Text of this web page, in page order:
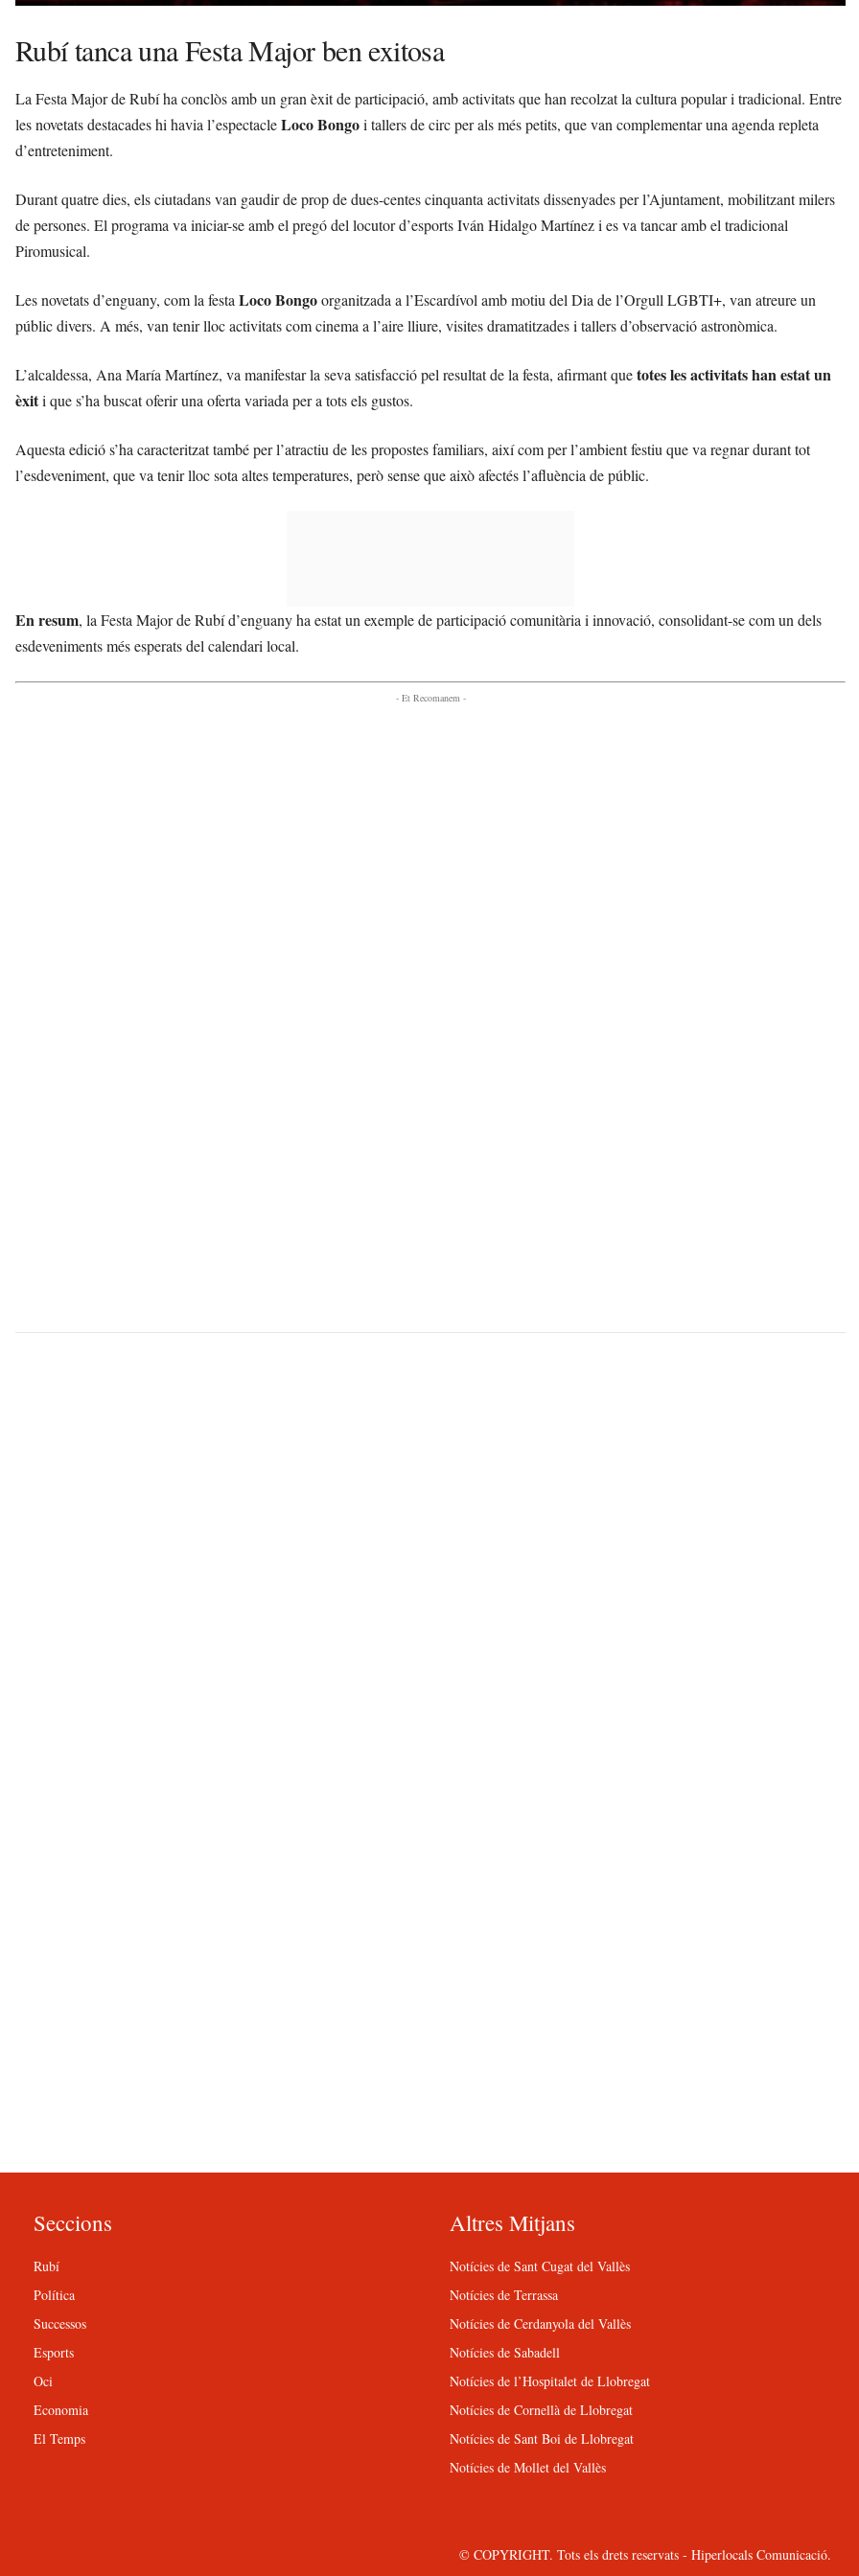
Rubí tanca una Festa Major ben exitosa
La Festa Major de Rubí ha conclòs amb un gran èxit de participació, amb activitats que han recolzat la cultura popular i tradicional. Entre
les novetats destacades hi havia l’espectacleLoco Bongoi tallers de circ per als més petits, que van complementar una agenda repleta
d’entreteniment.
Durant quatre dies, els ciutadans van gaudir de prop de dues-centes cinquanta activitats dissenyades per l’Ajuntament, mobilitzant milers
de persones. El programa va iniciar-se amb el pregó del locutor d’esports Iván Hidalgo Martínez i es va tancar amb el tradicional
Piromusical.
Les novetats d’enguany, com la festa Loco Bongoorganitzada a l’Escardívol amb motiu del Dia de l’Orgull LGBTI+, van atreure un
públic divers. A més, van tenir lloc activitats com cinema a l’aire lliure, visites dramatitzades i tallers d’observació astronòmica.
L’alcaldessa, Ana María Martínez, va manifestar la seva satisfacció pel resultat de la festa, afirmant quetotes les activitats han estat un
èxiti que s’ha buscat oferir una oferta variada per a tots els gustos.
Aquesta edició s’ha caracteritzat també per l’atractiu de les propostes familiars, així com per l’ambient festiu que va regnar durant tot
l’esdeveniment, que va tenir lloc sota altes temperatures, però sense que això afectés l’afluència de públic.
En resum, la Festa Major de Rubí d’enguany ha estat un exemple de participació comunitària i innovació, consolidant-se com un dels
esdeveniments més esperats del calendari local.
- Et Recomanem -
Seccions
Rubí
Política
Successos
Esports
Oci
Economia
El Temps
Altres Mitjans
Notícies de Sant Cugat del Vallès
Notícies de Terrassa
Notícies de Cerdanyola del Vallès
Notícies de Sabadell
Notícies de l’Hospitalet de Llobregat
Notícies de Cornellà de Llobregat
Notícies de Sant Boi de Llobregat
Notícies de Mollet del Vallès
© COPYRIGHT. Tots els drets reservats - Hiperlocals Comunicació.